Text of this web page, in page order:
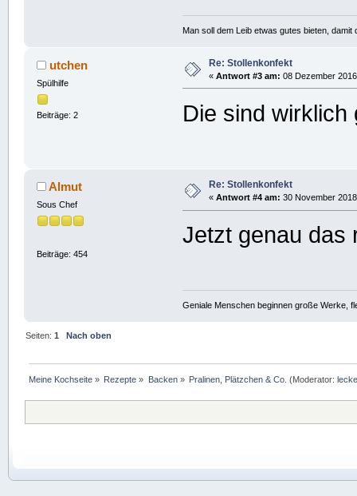
Man soll dem Leib etwas gutes bieten,
utchen
Spülhilfe
Beiträge: 2
Re: Stollenkonfekt
« Antwort #3 am: 08 Dezember
Die sind
Almut
Sous Chef
Beiträge: 454
Re: Stollenkonfekt
« Antwort #4 am: 30 November
Jetzt genau das
Geniale Menschen beginnen große Werke,
Seiten:1 Nach oben
Meine Kochseite » Rezepte » Backen» Pralinen, Plätzchen & Co. (Moderator: